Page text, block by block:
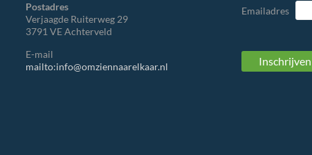
Postadres
Verjaagde Ruiterweg 29
3791 VE Achterveld
E-mail
mailto:info@omziennaarelkaar.nl
Emailadres